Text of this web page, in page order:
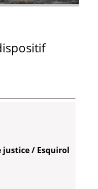
justice / Esquirol